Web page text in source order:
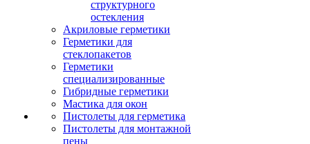
структурного
остекления
Акриловые герметики
Герметики для
стеклопакетов
Герметики
специализированные
Гибридные герметики
Мастика для окон
Пистолеты для герметика
Пистолеты для монтажной
пены